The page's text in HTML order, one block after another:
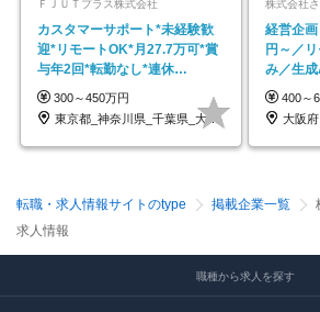
ＦＪＵＴプラス株式会社
カスタマーサポート*未経験歓
迎*リモートOK*月27.7万可*賞
与年2回*転勤なし*連休
OK/ZE010232
300～450万円
東京都_神奈川県_千葉県_大阪府_愛知県…
株式会社
経営企
円～／
み／生
400～
大阪府
転職・求人情報サイトのtype 掲載企業一覧
求人情報
職種から求人を探す